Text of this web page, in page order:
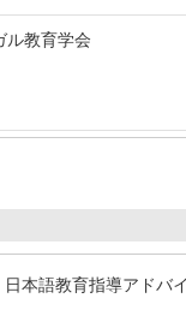
ル教育学会
本語教育指導アドバ